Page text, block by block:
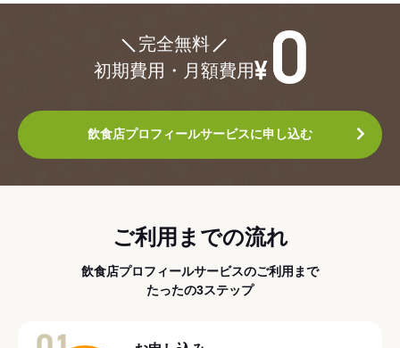
完全無料
初期費用・月額費用
飲食店プロフィールサービスに申し込む
ご利用までの流れ
飲食店プロフィールサービスのご利用まで
たったの3ステップ